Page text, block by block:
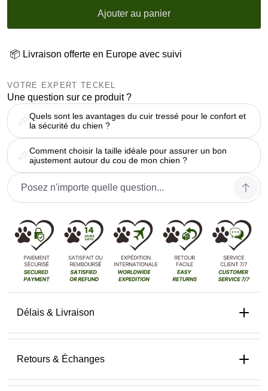
Ajouter au panier
📦 Livraison offerte en Europe avec suivi
VOTRE EXPERT TECKEL
Une question sur ce produit ?
Quels sont les avantages du cuir tressé pour le confort et
la sécurité du chien ?
Comment choisir la taille idéale pour assurer un bon
ajustement autour du cou de mon chien ?
Délais & Livraison
Retours & Échanges